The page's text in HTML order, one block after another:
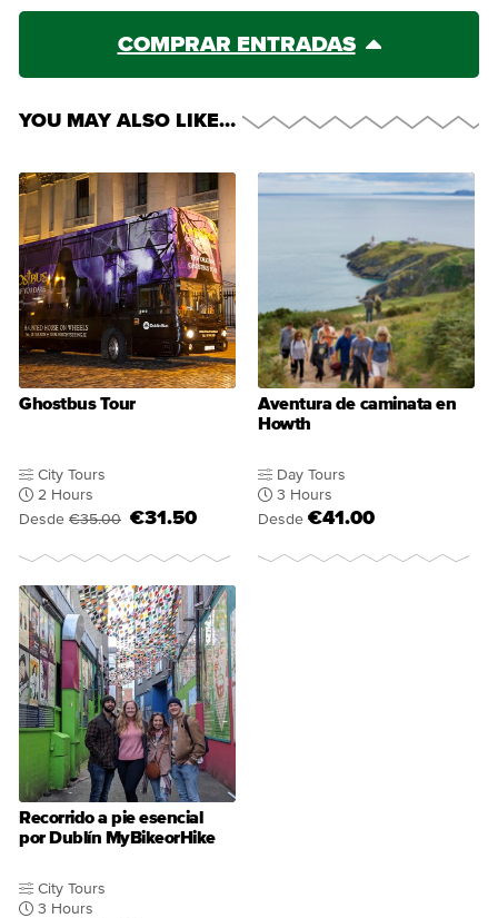
COMPRAR ENTRADAS
YOU MAY ALSO LIKE…
Ghostbus Tour
City Tours
2 Hours
Desde €35.00 €31.50
Aventura de caminata en
Howth
Day Tours
3 Hours
Desde €41.00
Recorrido a pie esencial
por Dublín MyBikeorHike
City Tours
3 Hours